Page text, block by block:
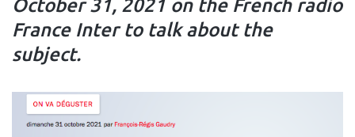
October 31, 2021 on the French radio
France Inter to talk about the
subject.